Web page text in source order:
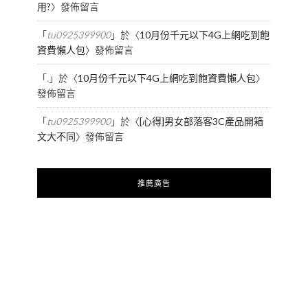
用?〉發佈留言
「tu0925399900」於〈10月份千元以下4G上網吃到飽
資費懶人包〉發佈留言
「.」於〈10月份千元以下4G上網吃到飽資費懶人包〉
發佈留言
「tu0925399900」於〈[心得]男女部落客3C產品開箱
文大不同〉發佈留言
推薦廣告